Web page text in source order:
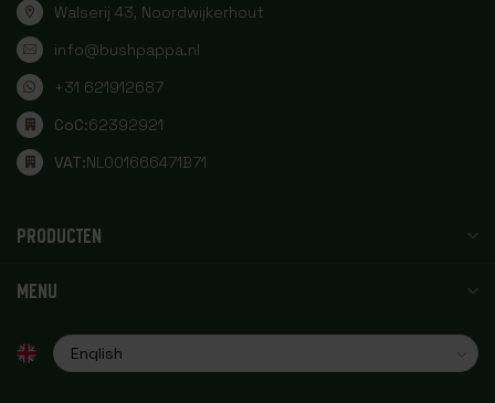
Walserij 43, Noordwijkerhout
info@bushpappa.nl
+31 621912687
CoC:62392921
VAT:NL001666471B71
PRODUCTEN
MENU